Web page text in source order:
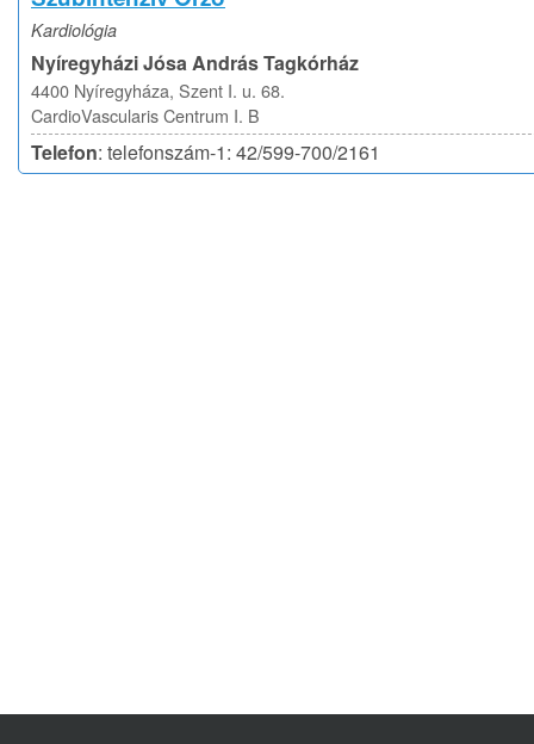
Kardiológia
Nyíregyházi Jósa András Tagkórház
4400 Nyíregyháza, Szent I. u. 68.
CardioVascularis Centrum I. B
Telefon: telefonszám-1: 42/599-700/2161